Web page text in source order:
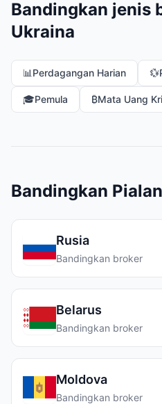
Bandingkan jenis
Ukraina
📊 Perdagangan Harian 💱
🎓Pemula ₿Mata Uang
Bandingkan
Rusia
Bandingkan broker
Belarus
Bandingkan broker
Moldova
Bandingkan broker